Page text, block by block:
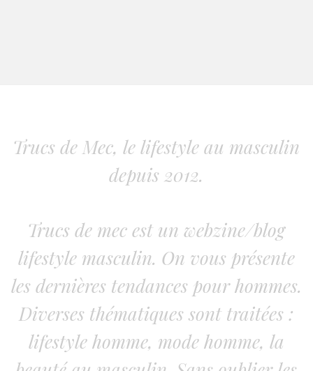
Trucs de Mec, le lifestyle au masculin
depuis 2012.
Trucs de mec est un webzine/blog
lifestyle masculin. On vous présente
les dernières tendances pour hommes.
Diverses thématiques sont traitées :
lifestyle homme, mode homme, la